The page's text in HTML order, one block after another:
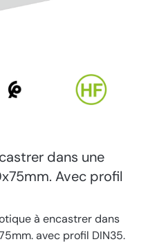
dans une
Avec profil
à encastrer dans
avec profil DIN35.